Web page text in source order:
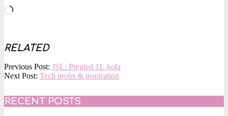
Loading…
RELATED
2016-
10-
Previous Post: JSL: Pregled 11. kola
Next Post: Tech probs & inspiration
RECENT POSTS